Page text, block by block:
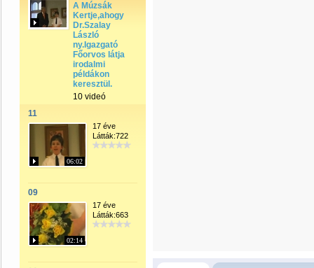
A Múzsák
Kertje,ahogy
Dr.Szalay
László
ny.Igazgató
Főorvos látja
irodalmi
példákon
keresztül.
10 videó
11
06:02
17 éve
Látták:722
09
02:14
17 éve
Látták:663